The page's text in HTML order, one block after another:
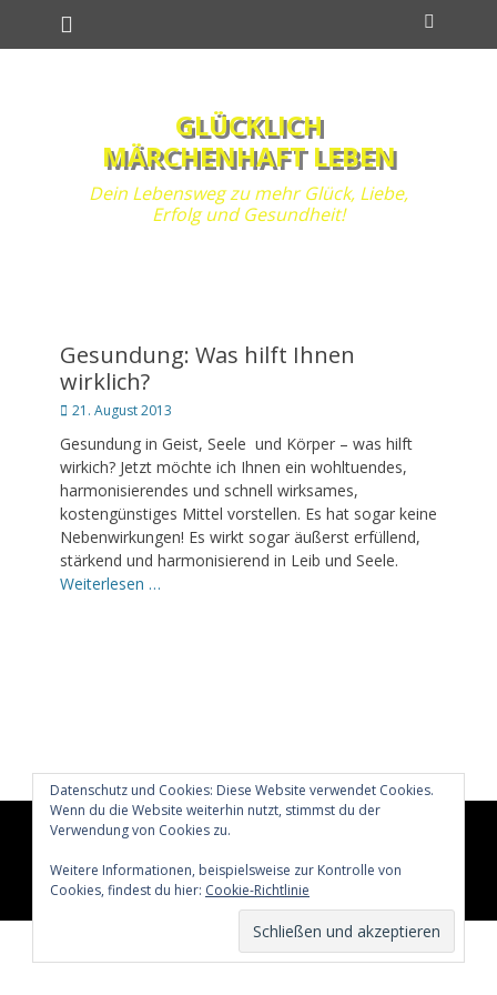
Inhalt
Primäres Menü
GLÜCKLICH
MÄRCHENHAFT LEBEN
Dein Lebensweg zu mehr Glück, Liebe,
Erfolg und Gesundheit!
Gesundung: Was hilft Ihnen
wirklich?
Posted
21. August 2013
Gesundung in Geist, Seele und Körper – was hilft
wirkich? Jetzt möchte ich Ihnen ein wohltuendes,
harmonisierendes und schnell wirksames,
kostengünstiges Mittel vorstellen. Es hat sogar keine
Nebenwirkungen! Es wirkt sogar äußerst erfüllend,
stärkend und harmonisierend in Leib und Seele.
Weiterlesen …
Datenschutz und Cookies: Diese Website verwendet Cookies.
Wenn du die Website weiterhin nutzt, stimmst du der
Verwendung von Cookies zu.
Weitere Informationen, beispielsweise zur Kontrolle von
Cookies, findest du hier: Cookie-Richtlinie
Copyright © 2026Glücklich märchenhaft leben
Catch Adaptive von Catch Themes